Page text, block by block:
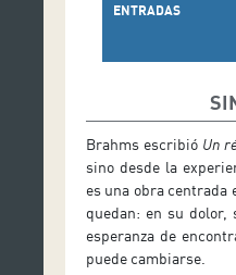
ENTRADAS
Brahms escribió Un
sino desde la
es una obra centrada
quedan: en su dolor,
esperanza de
puede cambiarse.